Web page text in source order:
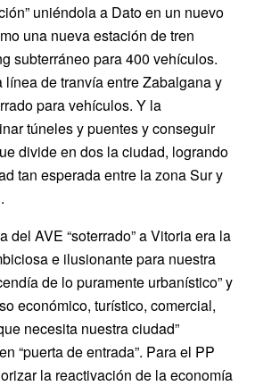
uniéndola a Dato en un nuevo
una nueva estación de tren
subterráneo para 400 vehículos.
de tranvía entre Zabalgana y
para vehículos. Y la
túneles y puentes y conseguir
divide en dos la ciudad, logrando
tan esperada entre la zona Sur y
del AVE “soterrado” a Vitoria era la
e ilusionante para nuestra
de lo puramente urbanístico” y
económico, turístico, comercial,
necesita nuestra ciudad”
“puerta de entrada”. Para el PP
la reactivación de la economía